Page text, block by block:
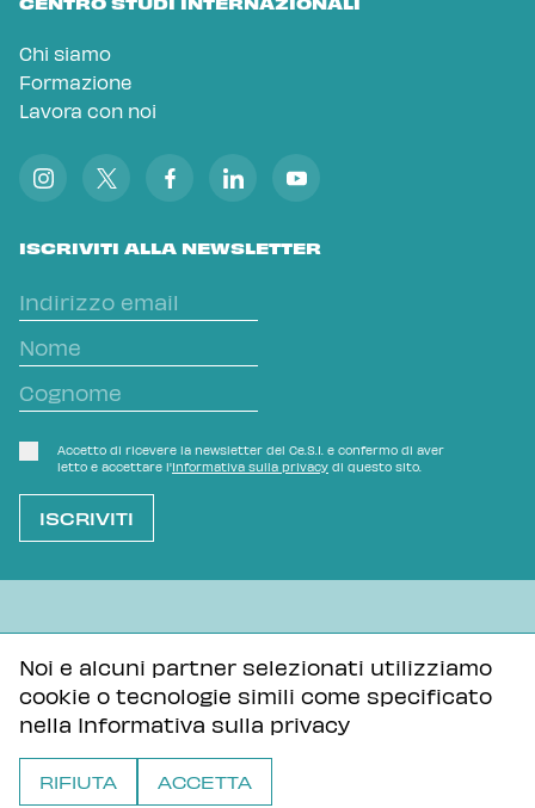
Noi e alcuni partner selezionati utilizziamo
cookie o tecnologie simili come specificato
nella Informativa sulla privacy
RIFIUTA ACCETTA
Chi siamo
Formazione
Lavora con noi
ISCRIVITI ALLA NEWSLETTER
Accetto di ricevere la newsletter del Ce.S.I. e confermo di aver
letto e accettare l'Informativa sulla privacy di questo sito.
Informativa sulla privacy
Tutti i contenuti di questa pagina sono distribuiti con
licenza Creative Commons Attribuzione - Condividi allo
stesso modo 3.0 Unported